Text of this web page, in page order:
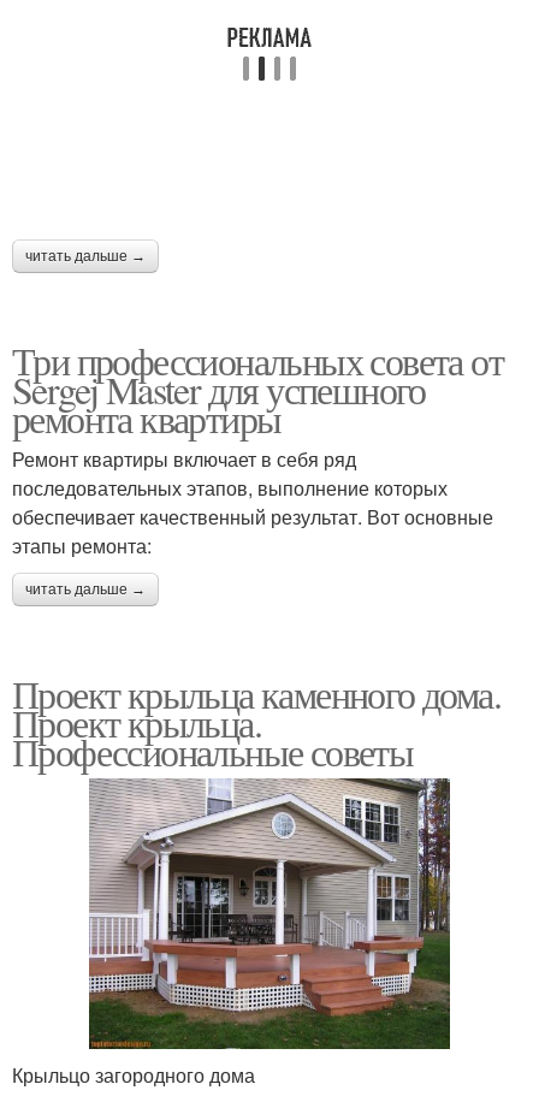
читать дальше →
Три профессиональных совета от
Sergej Master для успешного
ремонта квартиры
Ремонт квартиры включает в себя ряд
последовательных этапов, выполнение которых
обеспечивает качественный результат. Вот основные
этапы ремонта:
читать дальше →
Проект крыльца каменного дома.
Проект крыльца.
Профессиональные советы
Крыльцо загородного дома